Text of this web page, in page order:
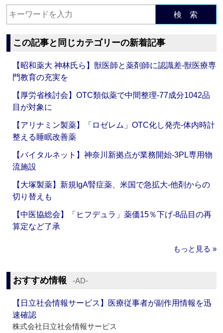
検 索
この記事と同じカテゴリーの新着記事
【昭和薬大 神林氏ら】獣医師と薬剤師に認識差‐獣医療専
門教育の充実を
【厚労省検討会】OTC類似薬で中間整理‐77成分1042品
目が対象に
【アリナミン製薬】「ロゼレム」OTC化し発売‐体内時計
整える睡眠改善薬
【バイタルネット】神奈川新拠点が業務開始‐3PL専用物
流施設
【大塚製薬】新規IgA腎症薬、米国で急拡大‐他剤からの
切り替えも
【中医協総会】「ヒフデュラ」薬価15％下げ‐8品目の再
算定など了承
もっと見る »
おすすめ情報 ‐AD‐
【日立社会情報サービス】医療従事者が副作用情報を迅
速確認
株式会社日立社会情報サービス